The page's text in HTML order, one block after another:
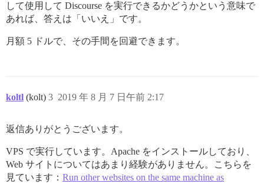
して使用して Discourse を実行できるかどうかという意味で
あれば、答えは「いいえ」です。
月額 5 ドルで、その手間を回避できます。
koltl (kolt) 2019 年 8 月 7 日午前 2:17
3
返信ありがとうございます。
VPS で実行しています。Apache をインストールしており、
Web サイトについてはあまり経験がありません。こちらを
見ています： Run other websites on the same machine as